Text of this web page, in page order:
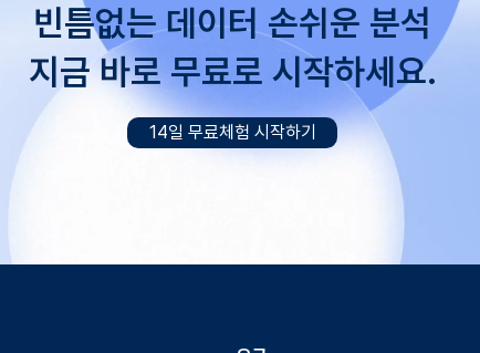
빈틈없는 데이터 손쉬운 분석
​지금 바로 무료로 시작하세요.
14일 무료체험 시작하기